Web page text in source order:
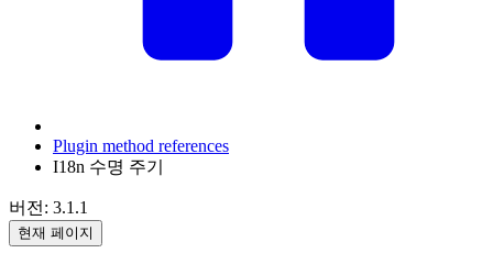
Plugin method references
I18n 수명 주기
버전: 3.1.1
현재 페이지